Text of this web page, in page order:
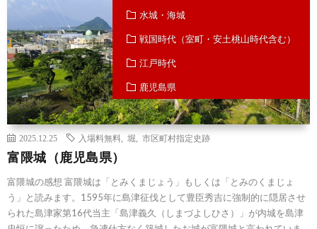
水城・海城
戦国時代（室町・安土桃山時代含む）
江戸時代
鹿児島県
2025.12.25 入場料無料 堀 市区町村指定史跡
富隈城（鹿児島県）
富隈城の感想 富隈城は「とみくまじょう」もしくは「とみのくまじょ
う」と読みます。1595年に島津征伐として豊臣秀吉に強制的に隠居させ
られた島津家第16代当主「島津義久（しまづよしひさ）」が内城を島津